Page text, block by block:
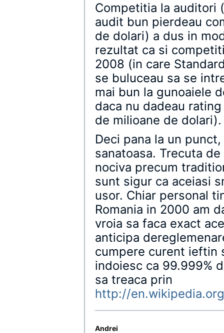
Competitia la auditori
audit bun pierdeau
de dolari) a dus in
rezultat ca si
2008 (in care
se buluceau sa se
mai bun la gunoaiele
daca nu dadeau
de milioane de dolari).
Deci pana la un
sanatoasa. Trecuta
nociva precum
sunt sigur ca aceiasi
usor. Chiar personal
Romania in 2000 am
vroia sa faca exact
anticipa
cumpere curent ieftin
indoiesc ca 99.999%
sa treaca prin
http://
Andrei